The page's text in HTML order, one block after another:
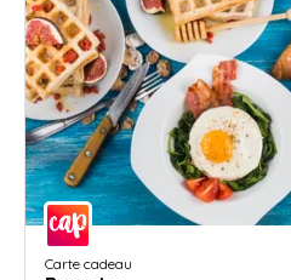
Carte cadeau